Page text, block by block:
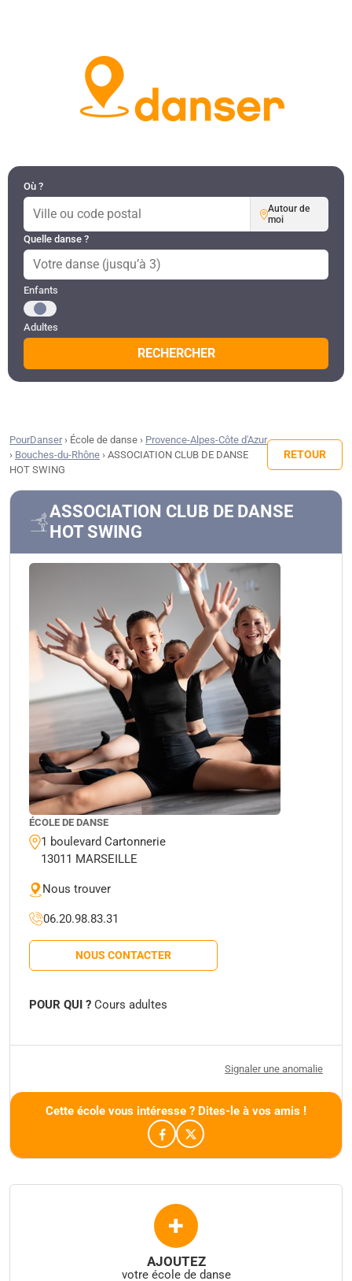
Où ?
Autour de
moi
Quelle danse ?
Public recherché
Enfants
Adultes
RECHERCHER
PourDanser› École de danse › Provence-Alpes-Côte d'Azur
› Bouches-du-Rhône › ASSOCIATION CLUB DE DANSE
HOT SWING
RETOUR
ASSOCIATION CLUB DE DANSE
HOT SWING
ÉCOLE DE DANSE
1 boulevard Cartonnerie
13011 MARSEILLE
Nous trouver
06.20.98.83.31
NOUS CONTACTER
POUR QUI ? Cours adultes
Signaler une anomalie
Cette école vous intéresse ? Dites-le à vos amis !
+
AJOUTEZ
votre école de danse